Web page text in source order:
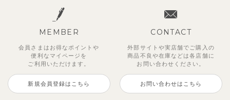
MEMBER
会員さまはお得なポイントや
便利な マイページを
ご利用いただけます。
新規会員登録はこちら
CONTACT
外部サイトや実店舗でご購入の
商品不良や在庫などは各店舗に
お問い合わせください。
お問い合わせはこちら